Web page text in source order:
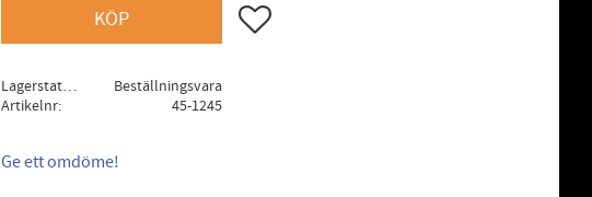
KÖP Lägg till i favoriter
Lagerstatus
Beställningsvara
Artikelnr
45-1245
Ge ett omdöme!